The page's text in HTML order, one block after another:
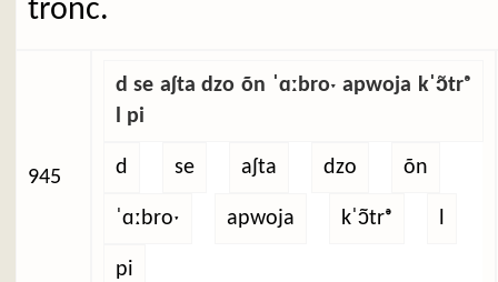
tronc.
945
d se aʃta dzo õn ˈɑːbroˑ apwoja kˈɔ̃trᵊ
l pi
d se aʃta dzo õn
ˈɑːbroˑ apwoja kˈɔ̃trᵊ
pi